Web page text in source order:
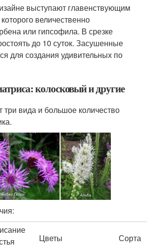
выступают главенствующим
величественно
или гипсофила. В срезке
до 10 суток. Засушенные
для создания удивительных по
колосковый и другие
вида и большое количество
Цветы Сорта